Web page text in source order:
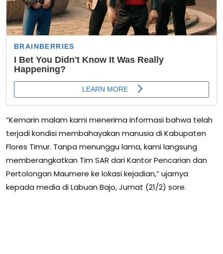
“Kemarin malam kami menerima informasi bahwa telah
terjadi kondisi membahayakan manusia di Kabupaten
Flores Timur. Tanpa menunggu lama, kami langsung
memberangkatkan Tim SAR dari Kantor Pencarian dan
Pertolongan Maumere ke lokasi kejadian,” ujarnya
kepada media di Labuan Bajo, Jumat (21/2) sore.